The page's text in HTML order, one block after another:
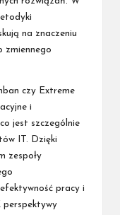
na znaczeniu
zmiennego
czy Extreme
i
jest szczególnie
IT. Dzięki
zespoły
pracy i
perspektywy